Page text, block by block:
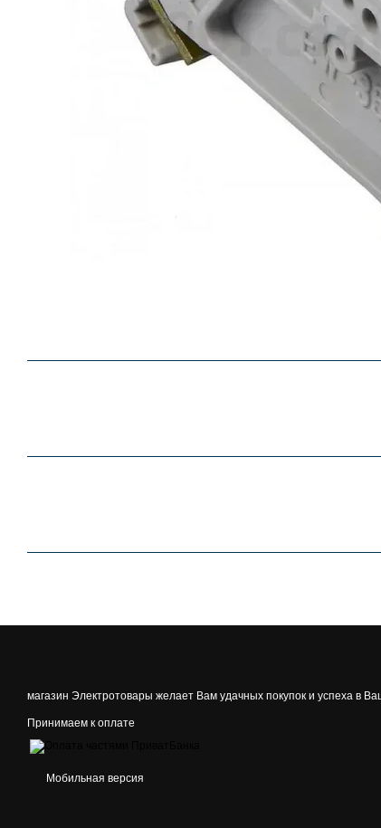
магазин Электротовары желает Вам удачных покупок и успеха в
Принимаем к оплате
Мобильная версия